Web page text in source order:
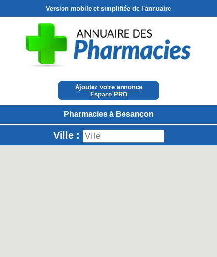
Version mobile et simplifiée de l'annuaire
Ajoutez votre annonce
Espace PRO
Pharmacies à Besançon
Ville :